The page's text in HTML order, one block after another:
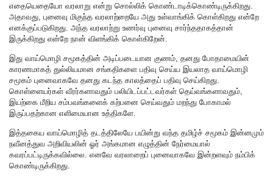
எதையெதையோ வரலாறு என்று சொல்லிக் கொண்டாடிக்கொண்டிருக்கிறது.
அதாவது, புனைவு மிகுந்த வரலாற்றையே அது உள்வாங்கிக் கொள்கிறது என்றே
எனக்குப்படுகிறது. அந்த வரலாற்று உணர்வு புனைவு சார்ந்ததாகத்தான்
இருக்கிறது என்றே நான் விளங்கிக் கொள்கிறேன்.
இது வாய்மொழி சமூகத்தின் அடிப்படையான குணம், தனது போதாமையின்
காரணமாகத் துல்லியமான சங்கதிகளை பதிவு செய்ய இயலாத வாய்மொழி
சமூகம் புனைவாகவே தனது கடந்த காலத்தைப் பதிவு செய்கிறது.
கொள்ளையர்கள் வீரர்களாவதும் பலியிடப்பட்டவர்கள் தெய்வங்களாவதும்,
இயற்கை மீறிய சம்பவங்களைக் கற்பனை செய்வதும் மறந்து போகாமல்
இருப்பதற்கான எளிமையான உத்திகளே.
இத்தகைய வாய்மொழித் தடத்திலேயே பயின்று வந்த தமிழ்ச் சமூகம் இன்னமும்
நவீனத்துவ அறிவியலின் ஓர் அங்கமான எழுத்தின் நேர்மையால்
கவரப்பட்டிருக்கவில்லை. எனவே வரலாறைப் புனைவாகவே இன்றளவும் நம்பிக்
கொண்டிருக்கிறது.